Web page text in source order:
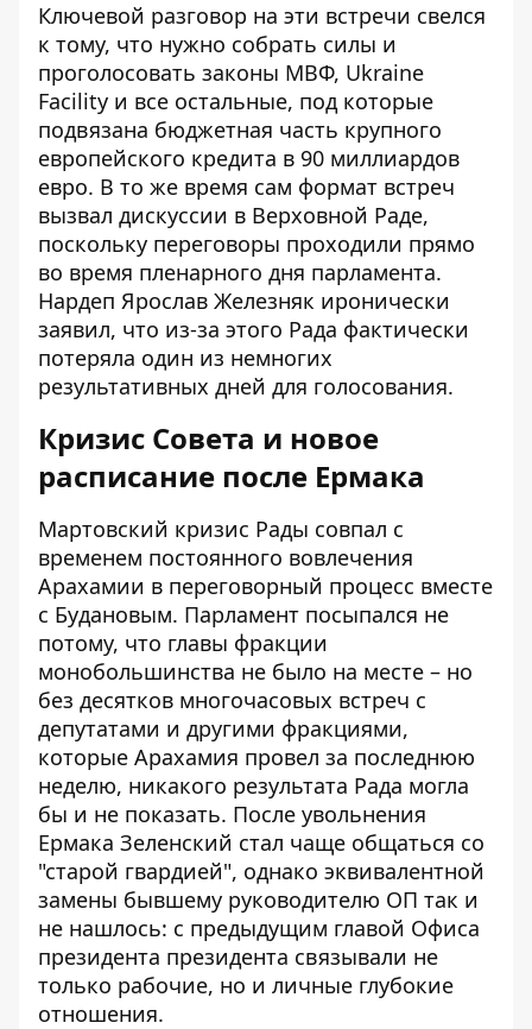
Ключевой разговор на эти встречи свелся
к тому, что нужно собрать силы и
проголосовать законы МВФ, Ukraine
Facility и все остальные, под которые
подвязана бюджетная часть крупного
европейского кредита в 90 миллиардов
евро. В то же время сам формат встреч
вызвал дискуссии в Верховной Раде,
поскольку переговоры проходили прямо
во время пленарного дня парламента.
Нардеп Ярослав Железняк иронически
заявил, что из-за этого Рада фактически
потеряла один из немногих
результативных дней для голосования.
Кризис Совета и новое
расписание после Ермака
Мартовский кризис Рады совпал с
временем постоянного вовлечения
Арахамии в переговорный процесс вместе
с Будановым. Парламент посыпался не
потому, что главы фракции
монобольшинства не было на месте – но
без десятков многочасовых встреч с
депутатами и другими фракциями,
которые Арахамия провел за последнюю
неделю, никакого результата Рада могла
бы и не показать. После увольнения
Ермака Зеленский стал чаще общаться со
"старой гвардией", однако эквивалентной
замены бывшему руководителю ОП так и
не нашлось: с предыдущим главой Офиса
президента президента связывали не
только рабочие, но и личные глубокие
отношения.